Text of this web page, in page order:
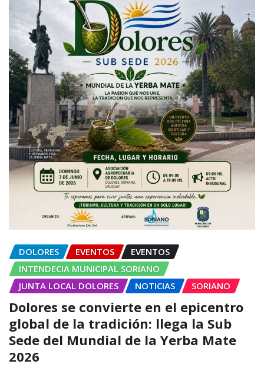
DOLORES EVENTOS
EVENTOS
INTENDECIA MUNICIPAL SORIANO
JUNTA LOCAL DOLORES
NOTICIAS SORIANO
Dolores se convierte en el epicentro
global de la tradición: llega la Sub
Sede del Mundial de la Yerba Mate
2026